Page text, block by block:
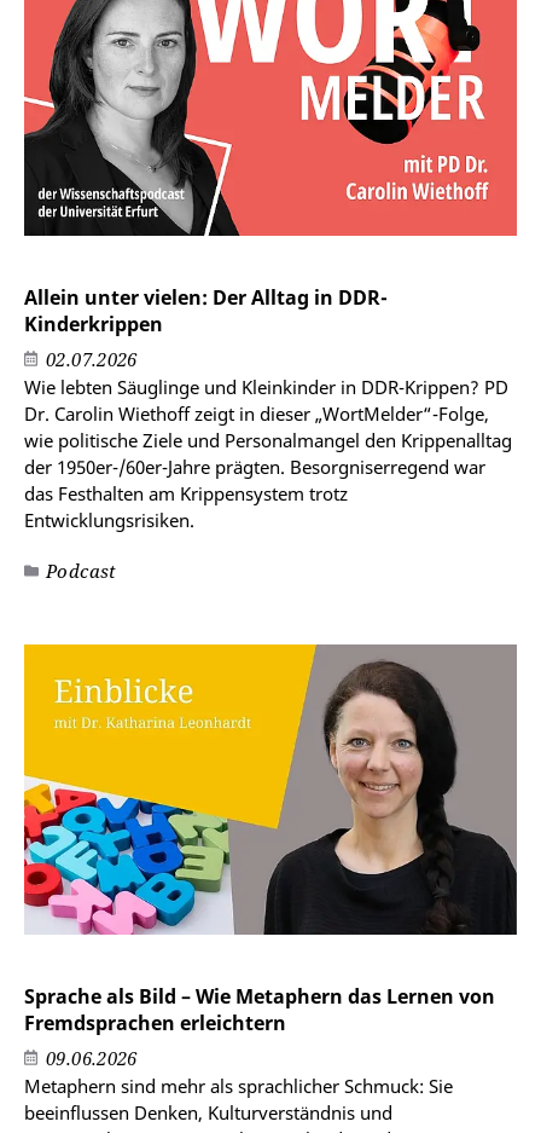
Allein unter vielen: Der Alltag in DDR-
Kinderkrippen
02.07.2026
Wie lebten Säuglinge und Kleinkinder in DDR-Krippen? PD
Dr. Carolin Wiethoff zeigt in dieser „WortMelder“-Folge,
wie politische Ziele und Personalmangel den Krippenalltag
der 1950er-/60er-Jahre prägten. Besorgniserregend war
das Festhalten am Krippensystem trotz
Entwicklungsrisiken.
Podcast
Sprache als Bild – Wie Metaphern das Lernen von
Fremdsprachen erleichtern
09.06.2026
Metaphern sind mehr als sprachlicher Schmuck: Sie
beeinflussen Denken, Kulturverständnis und